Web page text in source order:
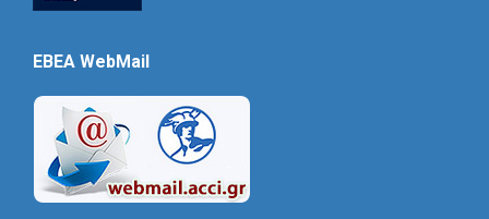
EBEA WebMail